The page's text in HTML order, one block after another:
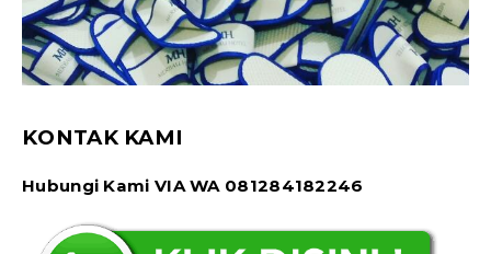
KONTAK KAMI
Hubungi Kami VIA WA 081284182246